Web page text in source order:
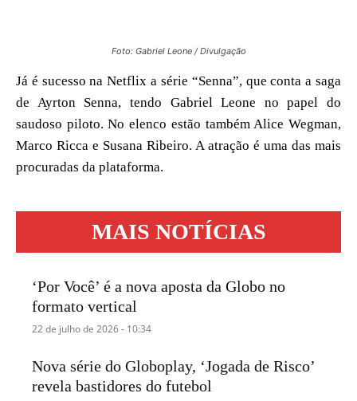
Foto: Gabriel Leone / Divulgação
Já é sucesso na Netflix a série “Senna”, que conta a saga
de Ayrton Senna, tendo Gabriel Leone no papel do
saudoso piloto. No elenco estão também Alice Wegman,
Marco Ricca e Susana Ribeiro. A atração é uma das mais
procuradas da plataforma.
MAIS NOTÍCIAS
‘Por Você’ é a nova aposta da Globo no
formato vertical
22 de julho de 2026 - 10:34
Nova série do Globoplay, ‘Jogada de Risco’
revela bastidores do futebol